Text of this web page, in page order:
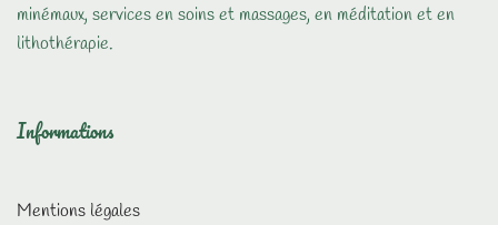
minémaux, services en soins et massages, en méditation et en
lithothérapie.
Informations
Mentions légales